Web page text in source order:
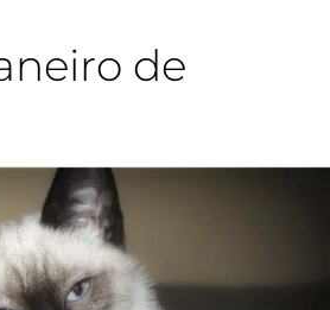
de